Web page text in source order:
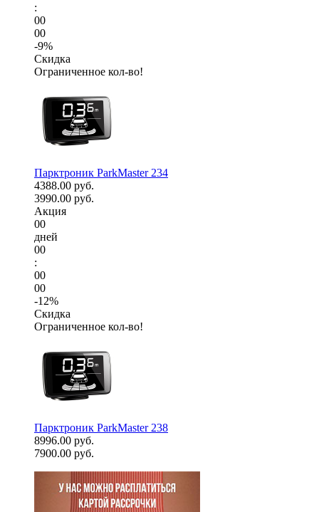
:
00
00
-9%
Скидка
Ограниченное кол-во!
Парктроник ParkMaster 234
4388.00 руб.
3990.00 руб.
Акция
00
дней
00
:
00
00
-12%
Скидка
Ограниченное кол-во!
Парктроник ParkMaster 238
8996.00 руб.
7900.00 руб.